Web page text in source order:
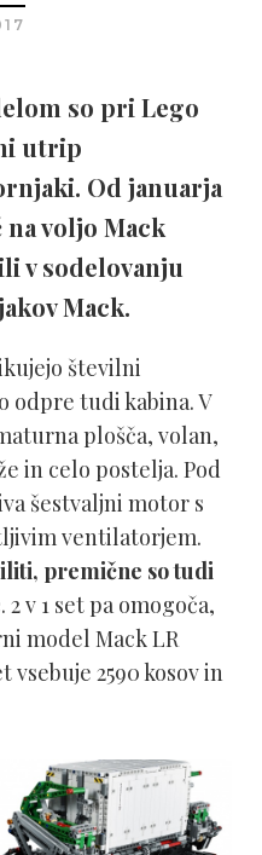
so pri Lego
utrip
Od januarja
na voljo Mack
v sodelovanju
Mack.
številni
odpre tudi kabina. V
plošča, volan,
in celo postelja. Pod
šestvaljni motor s
ventilatorjem.
premične so tudi
. 2 v 1 set pa omogoča,
model Mack LR
vsebuje 2590 kosov in